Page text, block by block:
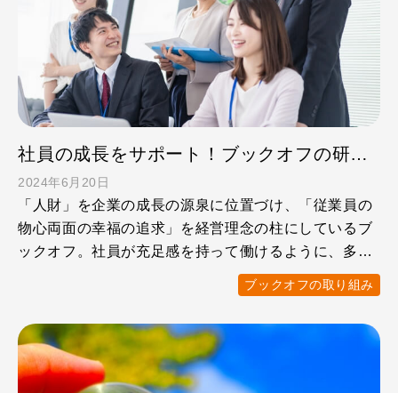
社員の成長をサポート！ブックオフの研修の特徴を紹介します
2024年6月20日
「人財」を企業の成長の源泉に位置づけ、「従業員の
物心両面の幸福の追求」を経営理念の柱にしているブ
ックオフ。社員が充足感を持って働けるように、多様
ブックオフの取り組み